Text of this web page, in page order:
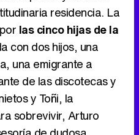
Canción ganadora de Eurovisión 2026: DARA con "Bangaranga" por Bulgaria
residencia. La
las cinco hijas de la
con dos hijos, una
una emigrante a
de las discotecas y
y Toñi, la
sobrevivir, Arturo